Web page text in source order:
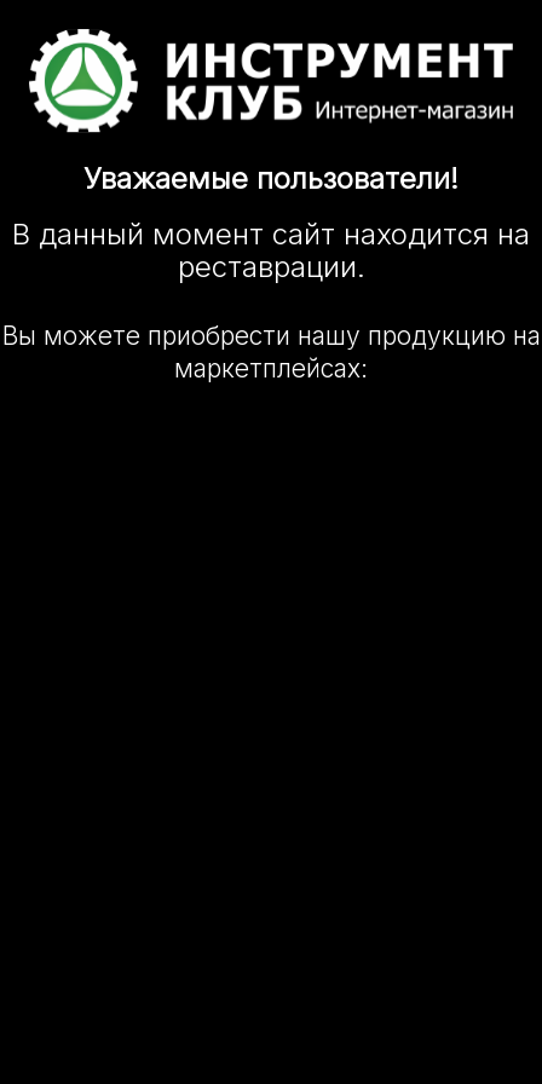
Уважаемые пользователи!
В данный момент сайт находится на
реставрации.
Вы можете приобрести нашу продукцию на
маркетплейсах: